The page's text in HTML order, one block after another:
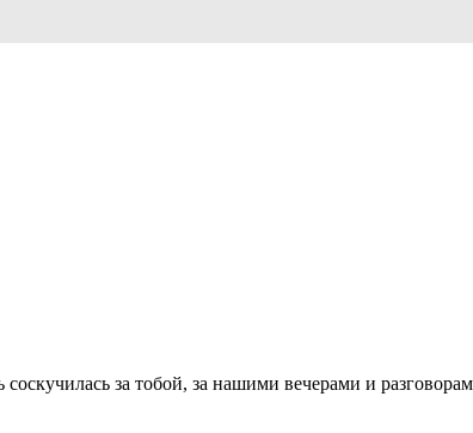
за тобой, за нашими вечерами и